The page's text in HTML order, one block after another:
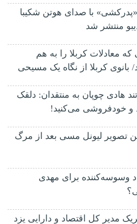
با صدای هوتن شکیبا
منتشر شد
که معادلات کربلا را به هم
کربلا از نگاه یک مسیحی
هادی چوپان به منتقدان: دلقک
خودفروشی می‌کنید!
تصویر لیونل مسی بعد از مرگ
وسوسه‌کننده برای مهدی
مدیر کل اقتصاد و دارایی یزد